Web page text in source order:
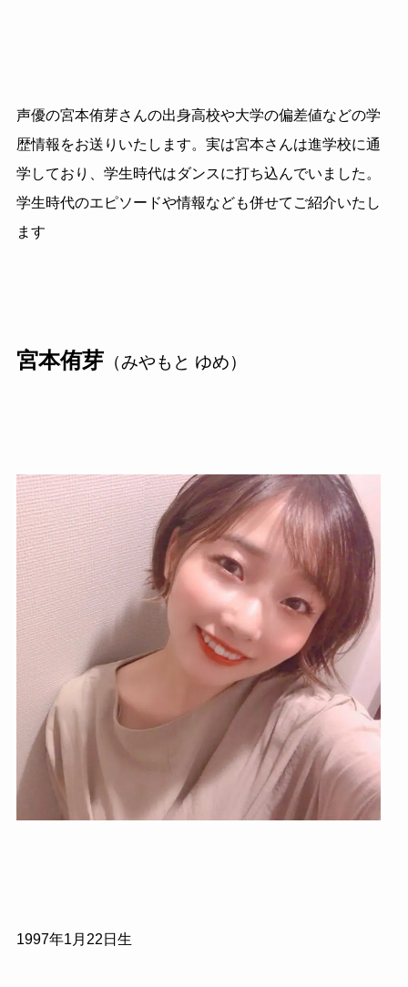
声優の宮本侑芽さんの出身高校や大学の偏差値などの学
歴情報をお送りいたします。実は宮本さんは進学校に通
学しており、学生時代はダンスに打ち込んでいました。
学生時代のエピソードや情報なども併せてご紹介いたし
ます
宮本侑芽 （みやもと ゆめ）
1997年1月22日生